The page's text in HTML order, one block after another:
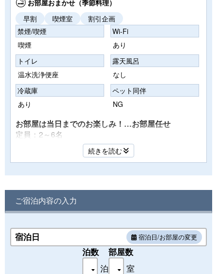
お部屋おまかせ（季節料理）
早割
喫煙室
割引企画
禁煙/喫煙
喫煙
Wi-Fi
あり
トイレ
温水洗浄便座
露天風呂
なし
冷蔵庫
あり
ペット同伴
NG
お部屋は当日までのお楽しみ！…お部屋任せ
定員：2～6名
液晶テレビ／冷蔵庫／エアコン／電話／金庫／ドライ
整髪料／シェービングローション／ハンドソープ／お
茶セット／冷水ポット
※すべての客室でFree Wi-fiをご利用可
■ご注意■
喫煙／禁煙のリクエストがございましたらご予約時に
ご連絡ください。※ご希望に添えない場合もございま
続きを読む
ご宿泊内容の入力
宿泊日 宿泊日/お部屋の変更
泊数
泊
部屋数
室